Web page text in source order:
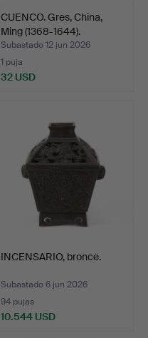
CUENCO. Gres, China,
Ming (1368-1644).
Subastado 12 jun 2026
1 puja
32 USD
INCENSARIO, bronce.
Subastado 6 jun 2026
94 pujas
10.544 USD